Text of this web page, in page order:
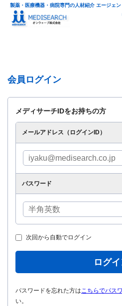
製薬・医療機器・病院専門の人材紹介 エージェン
会員ログイン
メディサーチIDをお持ちの方
メールアドレス（ログインID）
パスワード
次回から自動でログイン
ログ
パスワードを忘れた方はこちらでパス
い。